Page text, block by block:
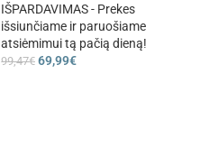
IŠPARDAVIMAS - Prekes
išsiunčiame ir paruošiame
atsiėmimui tą pačią dieną!
99,47€ 69,99€